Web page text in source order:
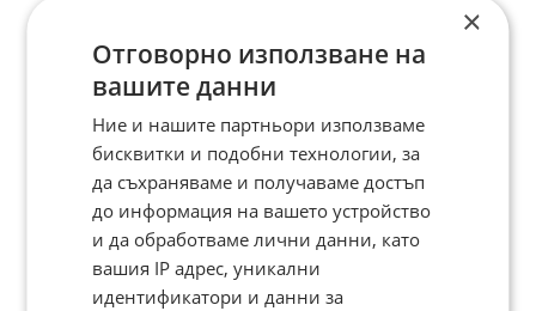
×
Отговорно използване на
вашите данни
Ние и нашите партньори използваме
бисквитки и подобни технологии, за
да съхраняваме и получаваме достъп
до информация на вашето устройство
и да обработваме лични данни, като
вашия IP адрес, уникални
идентификатори и данни за